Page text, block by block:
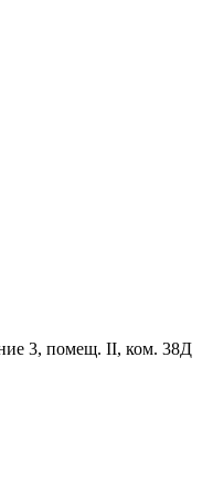
3, помещ. II, ком. 38Д